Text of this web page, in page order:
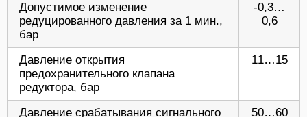
Допустимое изменение
редуцированного давления за 1 мин.,
бар
-0,3…
0,6
Давление открытия
предохранительного клапана
редуктора, бар
11…15
Давление срабатывания сигнального
50…60